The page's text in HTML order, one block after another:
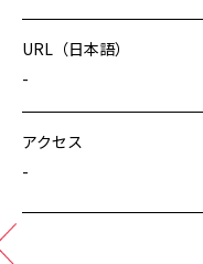
URL（日本語）
-
アクセス
-